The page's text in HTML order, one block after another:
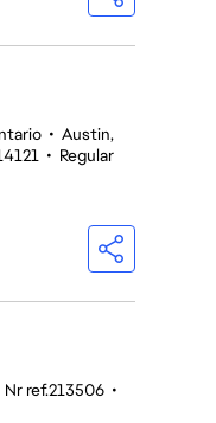
• Austin,
• Regular
Nr ref.213506 •